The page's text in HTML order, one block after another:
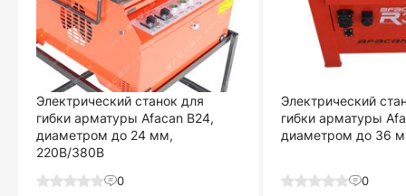
Электрический станок для
гибки арматуры Afacan B24,
диаметром до 24 мм,
220В/380В
0
Электрический
гибки арматуры
диаметром до 36
0